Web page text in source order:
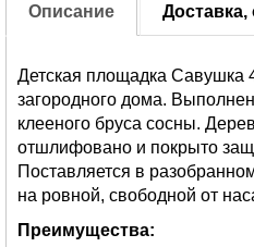
Описание
Детская площадка Савушка
загородного дома.
клееного бруса сосны.
отшлифовано и покрыто
Поставляется в
на ровной, свободной от
Преимущества: